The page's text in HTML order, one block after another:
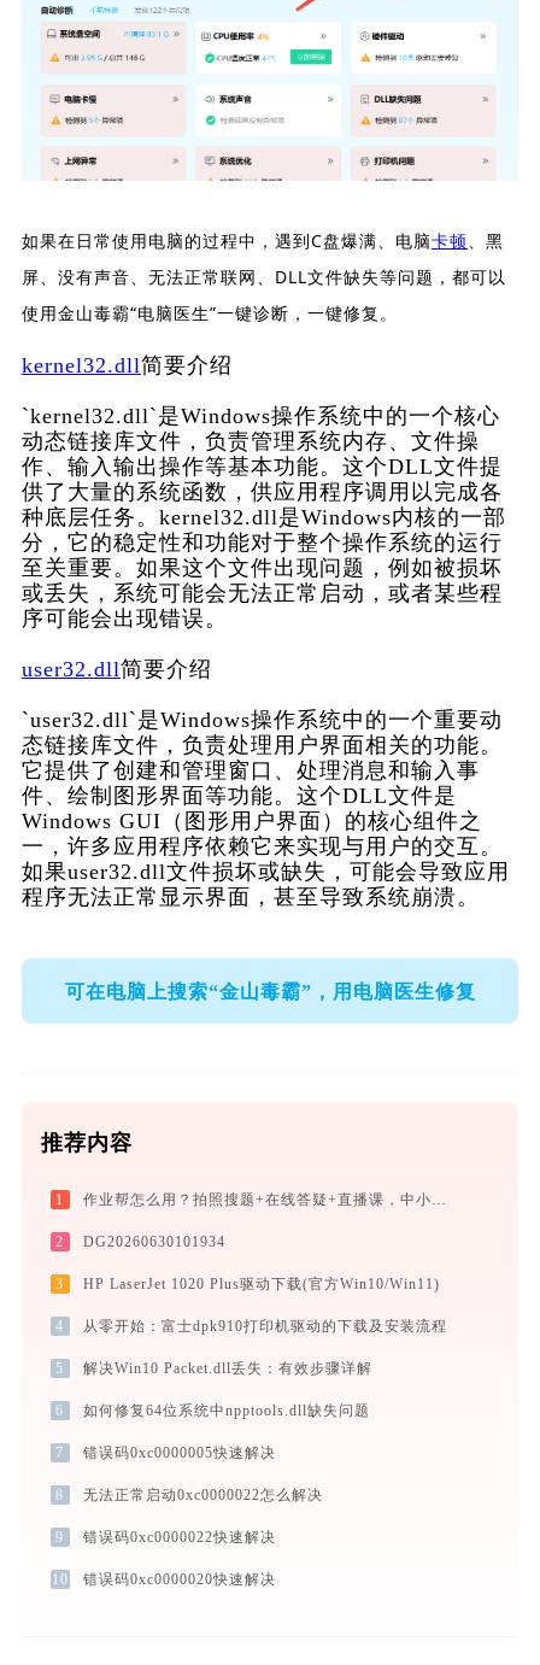
如果在日常使用电脑的过程中，遇到C盘爆满、电脑卡顿、黑
屏、没有声音、无法正常联网、DLL文件缺失等问题，都可以
使用金山毒霸“电脑医生”一键诊断，一键修复。
kernel32.dll简要介绍
`kernel32.dll`是Windows操作系统中的一个核心
动态链接库文件，负责管理系统内存、文件操
作、输入输出操作等基本功能。这个DLL文件提
供了大量的系统函数，供应用程序调用以完成各
种底层任务。kernel32.dll是Windows内核的一部
分，它的稳定性和功能对于整个操作系统的运行
至关重要。如果这个文件出现问题，例如被损坏
或丢失，系统可能会无法正常启动，或者某些程
序可能会出现错误。
user32.dll简要介绍
`user32.dll`是Windows操作系统中的一个重要动
态链接库文件，负责处理用户界面相关的功能。
它提供了创建和管理窗口、处理消息和输入事
件、绘制图形界面等功能。这个DLL文件是
Windows GUI（图形用户界面）的核心组件之
一，许多应用程序依赖它来实现与用户的交互。
如果user32.dll文件损坏或缺失，可能会导致应用
程序无法正常显示界面，甚至导致系统崩溃。
可在电脑上搜索“金山毒霸”，用电脑医生修复
推荐内容
1 作业帮怎么用？拍照搜题+在线答疑+直播课，中小学生辅导全攻略
2 DG20260630101934
3 HP LaserJet 1020 Plus驱动下载(官方Win10/Win11)
4 从零开始：富士dpk910打印机驱动的下载及安装流程
5 解决Win10 Packet.dll丢失：有效步骤详解
6 如何修复64位系统中npptools.dll缺失问题
7 错误码0xc0000005快速解决
8 无法正常启动0xc0000022怎么解决
9 错误码0xc0000022快速解决
10 错误码0xc0000020快速解决